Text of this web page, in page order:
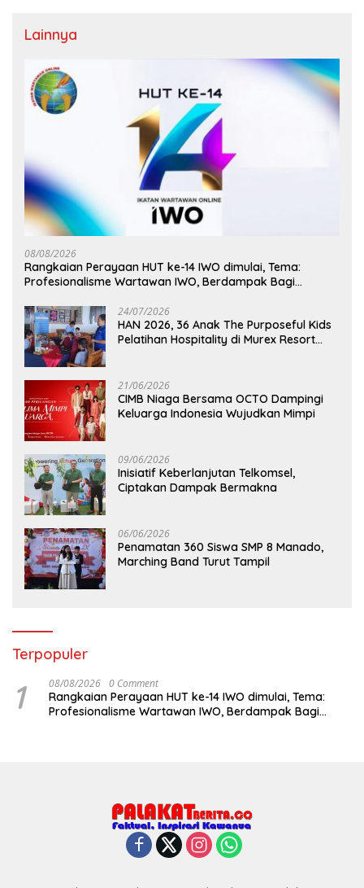
Lainnya
08/08/2026
Rangkaian Perayaan HUT ke-14 IWO dimulai, Tema:
Profesionalisme Wartawan IWO, Berdampak Bagi
24/07/2026
HAN 2026, 36 Anak The Purposeful Kids
Pelatihan Hospitality di Murex Resort
21/06/2026
CIMB Niaga Bersama OCTO Dampingi
Keluarga Indonesia Wujudkan Mimpi
09/06/2026
Inisiatif Keberlanjutan Telkomsel,
Ciptakan Dampak Bermakna
06/06/2026
Penamatan 360 Siswa SMP 8 Manado,
Marching Band Turut Tampil
Terpopuler
1 08/08/2026 0 Comment
Rangkaian Perayaan HUT ke-14 IWO dimulai, Tema:
Profesionalisme Wartawan IWO, Berdampak Bagi